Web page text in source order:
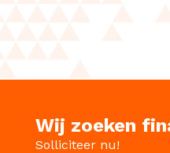
Wij zoeken
Solliciteer nu!